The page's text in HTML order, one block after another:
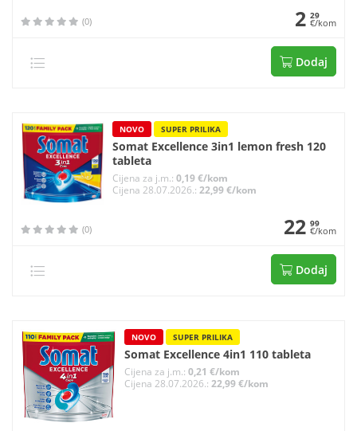
(0) 2 29
€/kom
Dodaj
NOVO SUPER PRILIKA
Somat Excellence 3in1 lemon fresh 120
tableta
Cijena za j.m.:0,19 €/kom
Cijena 28.07.2026.:22,99 €/kom
(0) 22 99
€/kom
Dodaj
NOVO SUPER PRILIKA
Somat Excellence 4in1 110 tableta
Cijena za j.m.: 0,21 €/kom
Cijena 28.07.2026.: 22,99 €/kom